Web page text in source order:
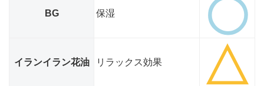
BG 保湿
イランイラン花油 リラックス効果